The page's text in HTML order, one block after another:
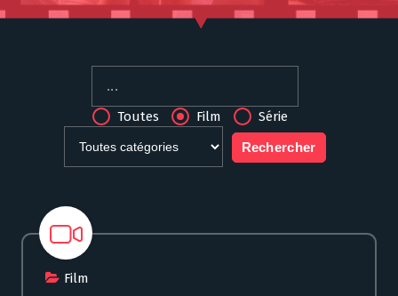
Toutes Film Série
Film